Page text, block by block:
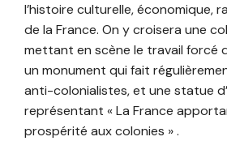
l’histoire culturelle, économique,
de la France. On y croisera une
mettant en scène le travail forcé
un monument qui fait
anti-colonialistes, et une statue
représentant « La France
prospérité aux colonies » .